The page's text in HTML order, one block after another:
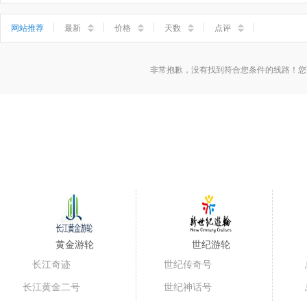
小三峡
神女溪 石宝寨 丰都鬼城
网站推荐 最新 价格 天数 点评
非常抱歉，没有找到符合您条件的线路！
黄金游轮
长江奇迹
长江黄金二号
世纪游轮
世纪传奇号
世纪神话号